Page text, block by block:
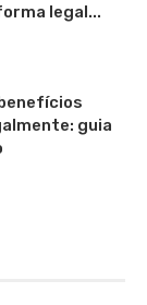
legal...
guia